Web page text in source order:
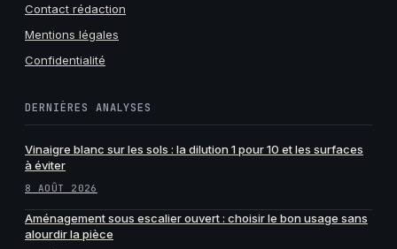
Contact rédaction
Mentions légales
Confidentialité
DERNIÈRES ANALYSES
Vinaigre blanc sur les sols : la dilution 1 pour 10 et les surfaces
à éviter
8 AOÛT 2026
Aménagement sous escalier ouvert : choisir le bon usage sans
alourdir la pièce